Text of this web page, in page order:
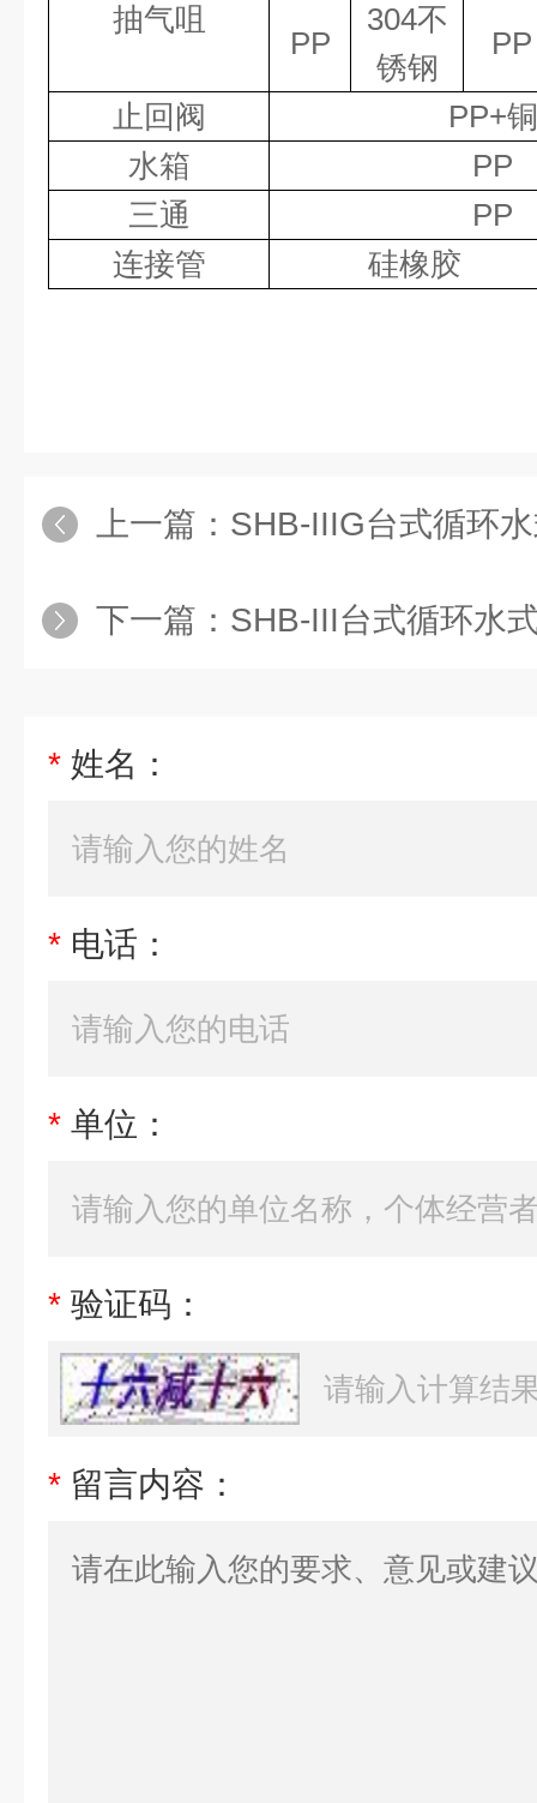
抽气咀
PP
304不
锈钢
PP
止回阀 PP+铜
水箱
PP
三通
PP
连接管
硅橡胶
上一篇： SHB-IIIG台式循环
下一篇： SHB-III台式循环水
* 姓名：
* 电话：
* 单位：
* 验证码：
* 留言内容：